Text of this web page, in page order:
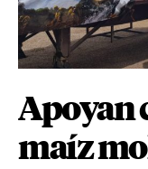
Apoyan
maíz